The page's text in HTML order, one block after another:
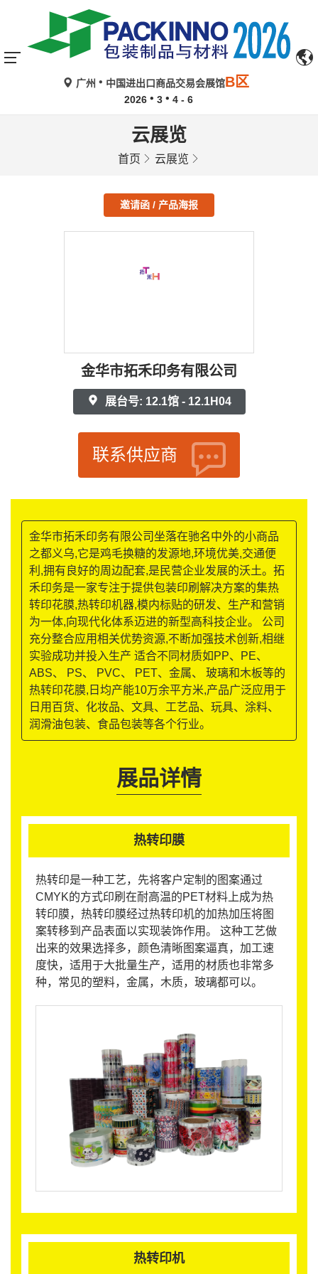
广州 中国进出口商品交易会展馆B区
2026 3 4 - 6
云展览
首页 云展览
邀请函 / 产品海报
金华市拓禾印务有限公司
展台号: 12.1馆 - 12.1H04
联系供应商
金华市拓禾印务有限公司坐落在驰名中外的小商品
之都义乌,它是鸡毛换糖的发源地,环境优美,交通便
利,拥有良好的周边配套,是民营企业发展的沃土。拓
禾印务是一家专注于提供包装印刷解决方案的集热
转印花膜,热转印机器,模内标贴的研发、生产和营销
为一体,向现代化体系迈进的新型高科技企业。 公司
充分整合应用相关优势资源,不断加强技术创新,相继
实验成功并投入生产 适合不同材质如PP、PE、
ABS、 PS、 PVC、 PET、金属、 玻璃和木板等的
热转印花膜,日均产能10万余平方米,产品广泛应用于
日用百货、化妆品、文具、工艺品、玩具、涂料、
润滑油包装、食品包装等各个行业。
展品详情
热转印膜
热转印是一种工艺，先将客户定制的图案通过
CMYK的方式印刷在耐高温的PET材料上成为热
转印膜，热转印膜经过热转印机的加热加压将图
案转移到产品表面以实现装饰作用。 这种工艺做
出来的效果选择多，颜色清晰图案逼真，加工速
度快，适用于大批量生产，适用的材质也非常多
种，常见的塑料，金属，木质，玻璃都可以。
热转印机